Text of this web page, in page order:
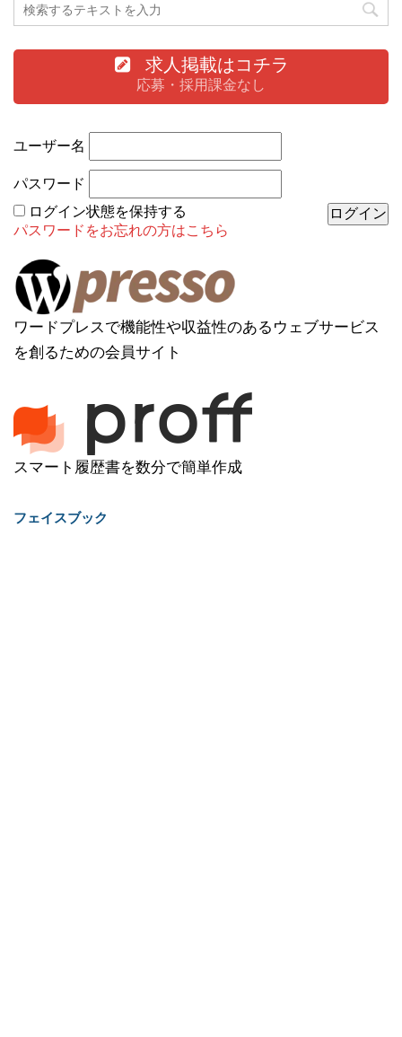
求人掲載はコチラ
応募・採用課金なし
ユーザー名
パスワード
ログイン状態を保持する
パスワードをお忘れの方はこちら
ワードプレスで機能性や収益性のあるウェブサービス
を創るための会員サイト
スマート履歴書を数分で簡単作成
フェイスブック